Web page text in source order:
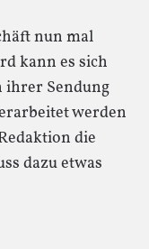
nun mal
kann es sich
ihrer Sendung
werden
die
dazu etwas